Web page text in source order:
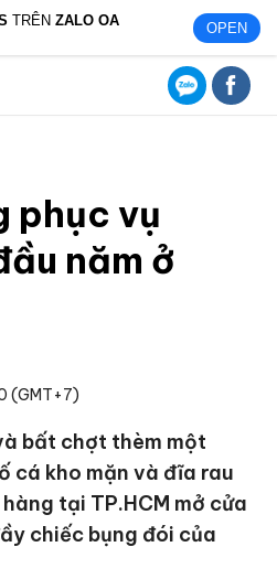
TRÊNZALO OA OPEN
phục vụ
năm ở
(GMT+7)
bất chợt thèm một
cá kho mặn và đĩa rau
tại TP.HCM mở cửa
chiếc bụng đói của